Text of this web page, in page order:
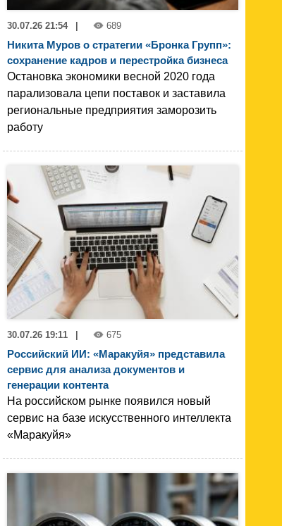
30.07.26 21:54 | 689
Никита Муров о стратегии «Бронка Групп»:
сохранение кадров и перестройка бизнеса
Остановка экономики весной 2020 года
парализовала цепи поставок и заставила
региональные предприятия заморозить
работу
30.07.26 19:11 675
Российский ИИ: «Маракуйя» представила
сервис для анализа документов и
генерации контента
На российском рынке появился новый
сервис на базе искусственного интеллекта
«Маракуйя»